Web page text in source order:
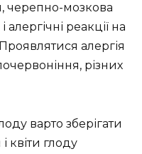
черепно-мозкова
реакції на
алергія
різних
варто зберігати
квіти глоду